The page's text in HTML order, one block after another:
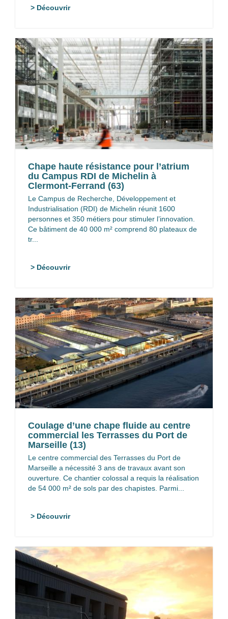
> Découvrir
Chape haute résistance pour l’atrium
du Campus RDI de Michelin à
Clermont-Ferrand (63)
Le Campus de Recherche, Développement et
Industrialisation (RDI) de Michelin réunit 1600
personnes et 350 métiers pour stimuler l’innovation.
Ce bâtiment de 40 000 m² comprend 80 plateaux de
tr...
> Découvrir
Coulage d’une chape fluide au centre
commercial les Terrasses du Port de
Marseille (13)
Le centre commercial des Terrasses du Port de
Marseille a nécessité 3 ans de travaux avant son
ouverture. Ce chantier colossal a requis la réalisation
de 54 000 m² de sols par des chapistes. Parmi...
> Découvrir